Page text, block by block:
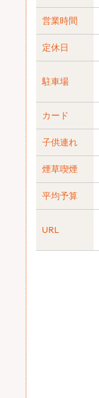
営業時間
定休日
駐車場
カード
子供連れ
煙草喫煙
平均予算
URL